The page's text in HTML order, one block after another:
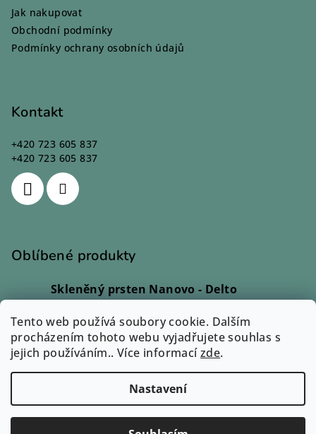
Tento web používá soubory cookie. Dalším
procházením tohoto webu vyjadřujete souhlas s
jejich používáním.. Více informacízde.
Nastavení
Jak nakupovat
Obchodní podmínky
Podmínky ochrany osobních údajů
Kontakt
+420 723 605 837
+420 723 605 837
Oblíbené produkty
Skleněný prsten Nanovo - Delto
Skleněný prsten - Lio
Hodnocení produktu je 5 z 5 hvězdiček.
| Monika Svobodová
Skleněný prsten - Rono
Hodnocení produktu je 5 z 5 hvězdiček.
Ilona Dvořáková
Copyright 2026Zuzum.cz. Všechna práva vyhrazena.